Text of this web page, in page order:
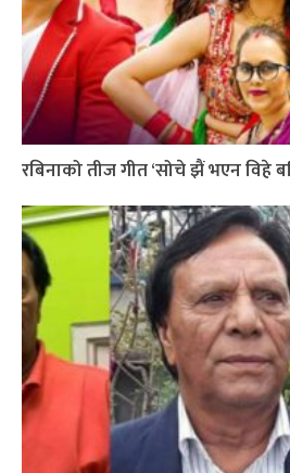
रबिनाको तीज गीत ‘सोचे झैं भएन विहे